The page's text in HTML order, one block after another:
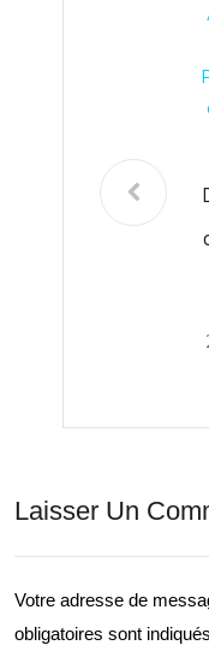
Laisser Un
Votre adresse de
obligatoires sont